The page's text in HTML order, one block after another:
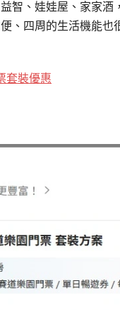
智、娃娃屋、家家酒
、四周的生活機能也
套裝優惠